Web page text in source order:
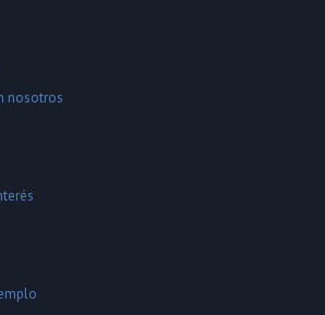
nosotros